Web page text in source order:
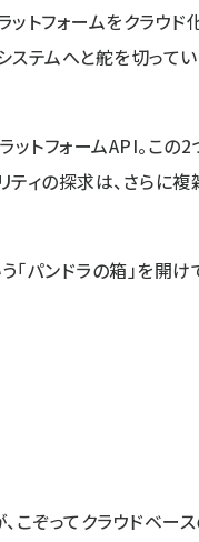
トフォームをクラウド
ステムへと舵を切って
ットフォームAPI。この
ティの探求は、さらに
パンドラの箱」を開け
こぞってクラウドベー